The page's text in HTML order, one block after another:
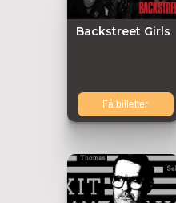
Backstreet Girls
Få billetter